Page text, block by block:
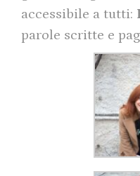
accessibile a tutti:
parole scritte e